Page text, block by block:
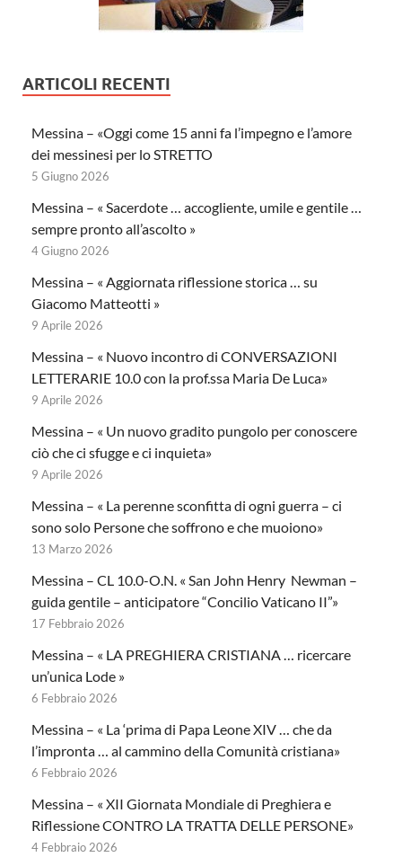
ARTICOLI RECENTI
Messina – «Oggi come 15 anni fa l’impegno e l’amore
dei messinesi per lo STRETTO
5 Giugno 2026
Messina – « Sacerdote … accogliente, umile e gentile …
sempre pronto all’ascolto »
4 Giugno 2026
Messina – « Aggiornata riflessione storica … su
Giacomo Matteotti »
9 Aprile 2026
Messina – « Nuovo incontro di CONVERSAZIONI
LETTERARIE 10.0 con la prof.ssa Maria De Luca»
9 Aprile 2026
Messina – « Un nuovo gradito pungolo per conoscere
ciò che ci sfugge e ci inquieta»
9 Aprile 2026
Messina – « La perenne sconfitta di ogni guerra – ci
sono solo Persone che soffrono e che muoiono»
13 Marzo 2026
Messina – CL 10.0-O.N. « San John Henry Newman –
guida gentile – anticipatore “Concilio Vaticano II”»
17 Febbraio 2026
Messina – « LA PREGHIERA CRISTIANA … ricercare
un’unica Lode »
6 Febbraio 2026
Messina – « La ‘prima di Papa Leone XIV … che da
l’impronta … al cammino della Comunità cristiana»
6 Febbraio 2026
Messina – « XII Giornata Mondiale di Preghiera e
Riflessione CONTRO LA TRATTA DELLE PERSONE»
4 Febbraio 2026